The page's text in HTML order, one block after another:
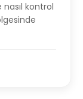
kontrol